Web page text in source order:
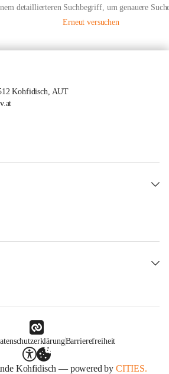
detaillierteren Suchbegriff, um genauere
Erneut versuchen
Kohfidisch, AUT
Barrierefreiheit
Kohfidisch — powered by CITIES.